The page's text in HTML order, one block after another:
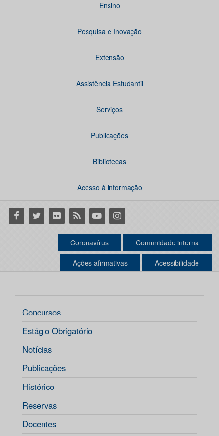
Ensino
Pesquisa e Inovação
Extensão
Assistência Estudantil
Serviços
Publicações
Bibliotecas
Acesso à informação
Facebook
Twitter Flickr RSS YoutubeInstagram
Coronavírus Comunidade interna
Ações afirmativas Acessibilidade
Concursos
Estágio Obrigatório
Notícias
Publicações
Histórico
Reservas
Docentes